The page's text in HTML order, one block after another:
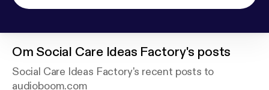
Om Social Care Ideas Factory's posts
Social Care Ideas Factory's recent posts to
audioboom.com